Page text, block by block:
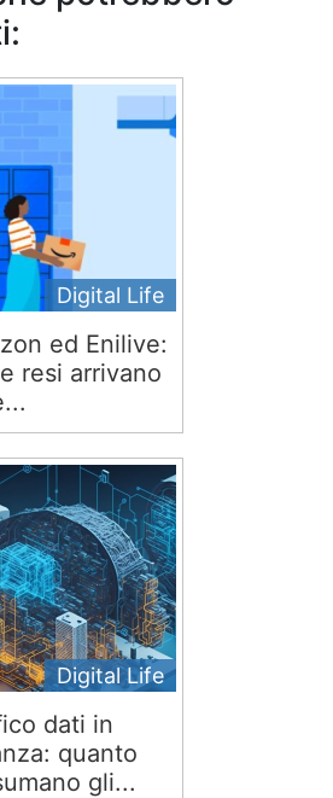
Digital Life
ed Enilive:
resi arrivano
Digital Life
dati in
quanto
gli...